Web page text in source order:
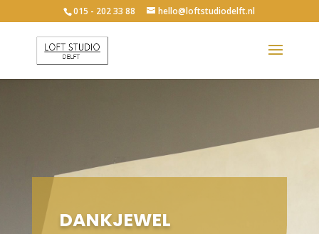
015 - 202 33 88 hello@loftstudiodelft.nl
DANKJEWEL